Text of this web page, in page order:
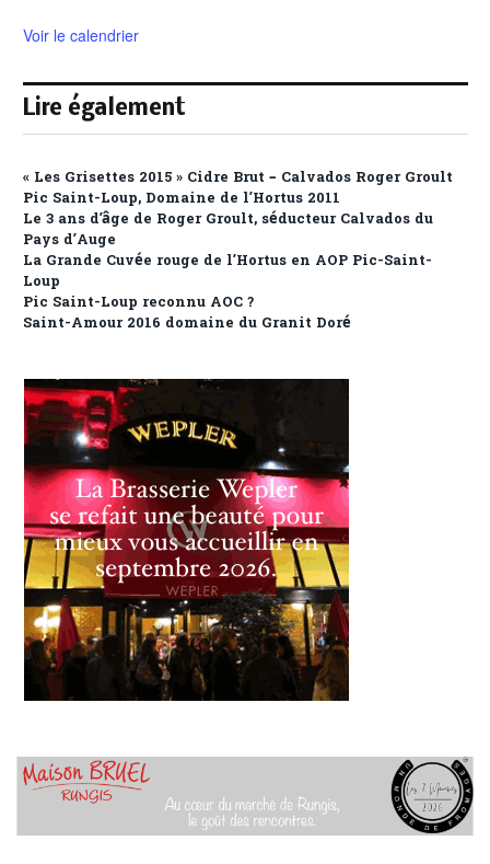
Voir le calendrier
Lire également
« Les Grisettes 2015 » Cidre Brut – Calvados Roger Groult
Pic Saint-Loup, Domaine de l’Hortus 2011
Le 3 ans d’âge de Roger Groult, séducteur Calvados du
Pays d’Auge
La Grande Cuvée rouge de l’Hortus en AOP Pic-Saint-
Loup
Pic Saint-Loup reconnu AOC ?
Saint-Amour 2016 domaine du Granit Doré